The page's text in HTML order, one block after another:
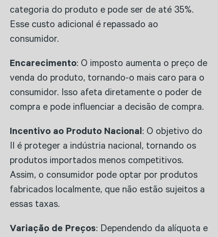
categoria do produto e pode ser de até 35%.
Esse custo adicional é repassado ao
consumidor.
Encarecimento: O imposto aumenta o preço de
venda do produto, tornando-o mais caro para o
consumidor. Isso afeta diretamente o poder de
compra e pode influenciar a decisão de compra.
Incentivo ao Produto Nacional: O objetivo do
II é proteger a indústria nacional, tornando os
produtos importados menos competitivos.
Assim, o consumidor pode optar por produtos
fabricados localmente, que não estão sujeitos a
essas taxas.
Variação de Preços: Dependendo da alíquota e